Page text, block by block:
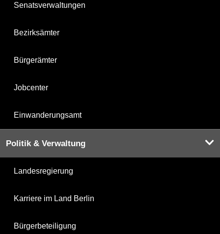
Senatsverwaltungen
Bezirksämter
Bürgerämter
Jobcenter
Einwanderungsamt
Politik & Verwaltung
Landesregierung
Karriere im Land Berlin
Bürgerbeteiligung